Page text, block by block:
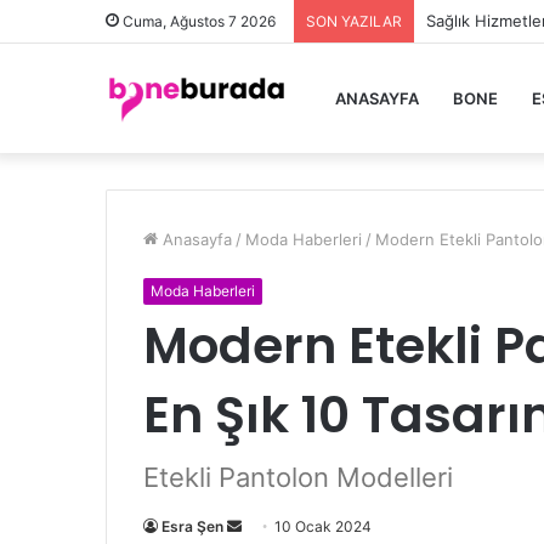
Cuma, Ağustos 7 2026 SON YAZILAR Sağlık
ANASAYFA BONE
Anasayfa / Moda Haberleri / Modern Etekli
Moda Haberleri
Modern Etekli
En Şık 10
Etekli Pantolon Modelleri
Esra Şen 10 Ocak 2024